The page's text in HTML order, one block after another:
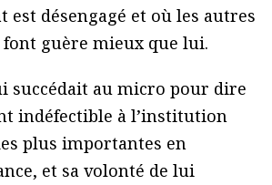
est désengagé et où les autres
guère mieux que lui.
succédait au micro pour dire
indéfectible à l’institution
plus importantes en
et sa volonté de lui